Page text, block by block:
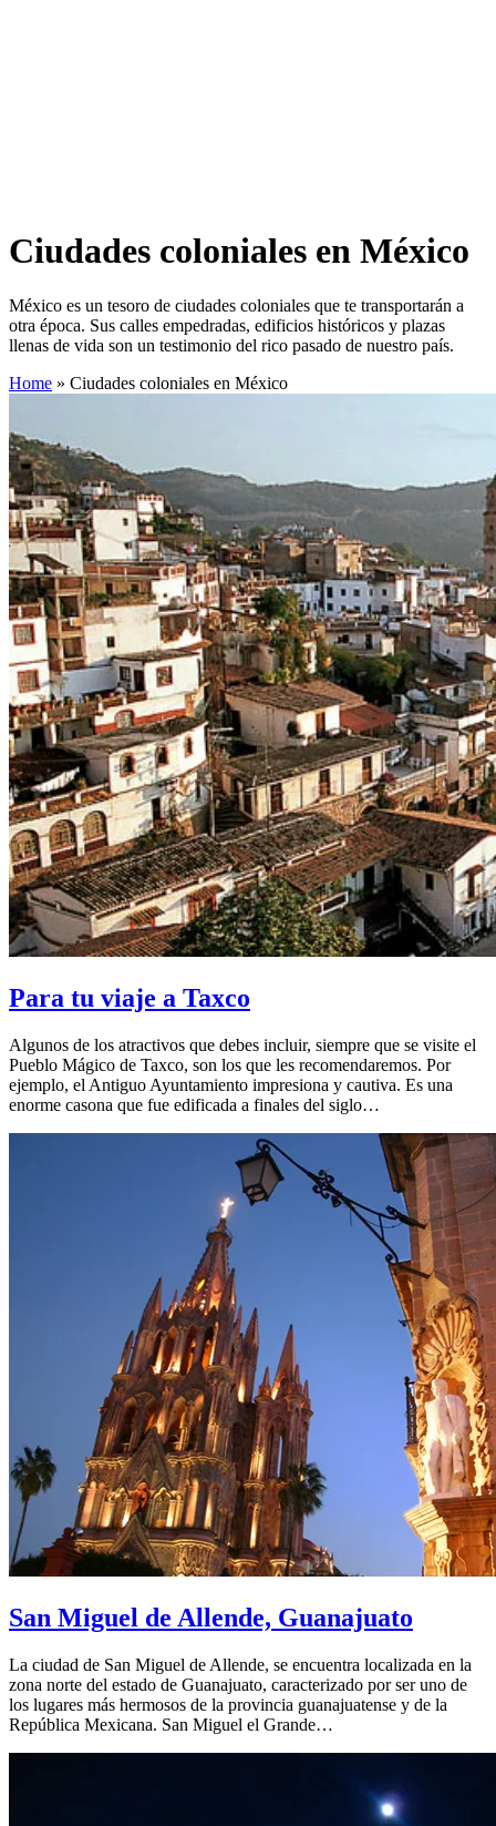
Ciudades coloniales en México
México es un tesoro de ciudades coloniales que te transportarán a
otra época. Sus calles empedradas, edificios históricos y plazas
llenas de vida son un testimonio del rico pasado de nuestro país.
Home » Ciudades coloniales en México
Para tu viaje a Taxco
Algunos de los atractivos que debes incluir, siempre que se visite el
Pueblo Mágico de Taxco, son los que les recomendaremos. Por
ejemplo, el Antiguo Ayuntamiento impresiona y cautiva. Es una
enorme casona que fue edificada a finales del siglo…
San Miguel de Allende, Guanajuato
La ciudad de San Miguel de Allende, se encuentra localizada en la
zona norte del estado de Guanajuato, caracterizado por ser uno de
los lugares más hermosos de la provincia guanajuatense y de la
República Mexicana. San Miguel el Grande…